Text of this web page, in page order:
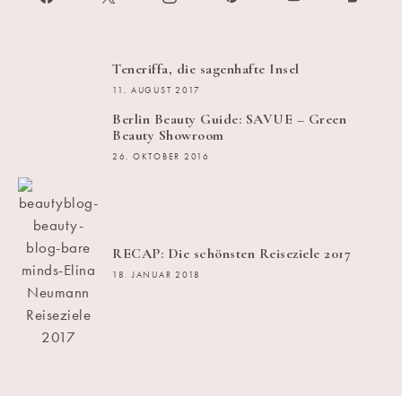
Teneriffa, die sagenhafte Insel
11. AUGUST 2017
Berlin Beauty Guide: SAVUE – Green
Beauty Showroom
26. OKTOBER 2016
RECAP: Die schönsten Reiseziele 2017
18. JANUAR 2018